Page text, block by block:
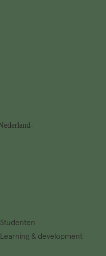
Studenten
Learning & development